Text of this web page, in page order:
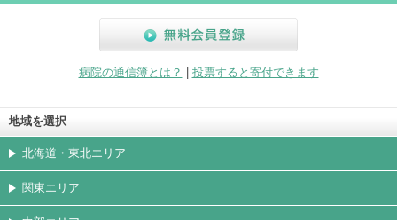
病院の通信簿とは？
投票すると寄付できます
地域を選択
北海道・東北エリア
関東エリア